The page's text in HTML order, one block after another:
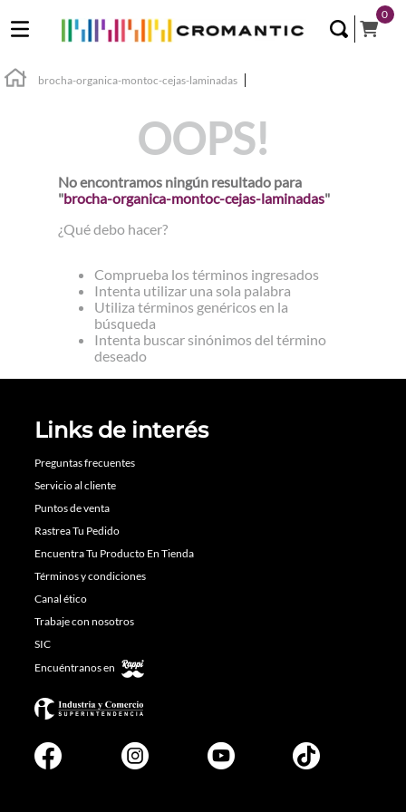
0
brocha-organica-montoc-cejas-laminadas
OOPS!
No encontramos ningún resultado para
"brocha-organica-montoc-cejas-laminadas"
¿Qué debo hacer?
Comprueba los términos ingresados
Intenta utilizar una sola palabra
Utiliza términos genéricos en la
búsqueda
Intenta buscar sinónimos del término
deseado
Links de interés
Preguntas frecuentes
Servicio al cliente
Puntos de venta
Rastrea Tu Pedido
Encuentra Tu Producto En Tienda
Términos y condiciones
Canal ético
Trabaje con nosotros
SIC
Encuéntranos en